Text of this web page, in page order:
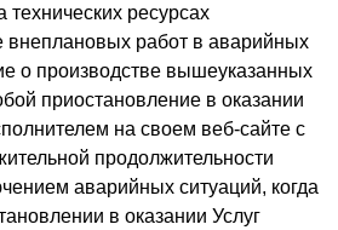
ресурсах
внеплановых работ в аварийных
о производстве вышеуказанных
приостановление в оказании
на своем веб-сайте с
продолжительности
аварийных ситуаций, когда
в оказании Услуг